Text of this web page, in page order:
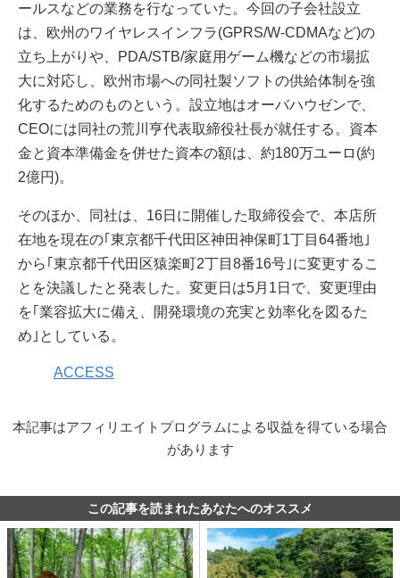
ールスなどの業務を行なっていた。今回の子会社設立
は、欧州のワイヤレスインフラ(GPRS/W-CDMAなど)の
立ち上がりや、PDA/STB/家庭用ゲーム機などの市場拡
大に対応し、欧州市場への同社製ソフトの供給体制を強
化するためのものという。設立地はオーバハウゼンで、
CEOには同社の荒川亨代表取締役社長が就任する。資本
金と資本準備金を併せた資本の額は、約180万ユーロ(約
2億円)。
そのほか、同社は、16日に開催した取締役会で、本店所
在地を現在の｢東京都千代田区神田神保町1丁目64番地｣
から｢東京都千代田区猿楽町2丁目8番16号｣に変更するこ
とを決議したと発表した。変更日は5月1日で、変更理由
を｢業容拡大に備え、開発環境の充実と効率化を図るた
め｣としている。
ACCESS
本記事はアフィリエイトプログラムによる収益を得ている場合
があります
この記事を読まれたあなたへのオススメ